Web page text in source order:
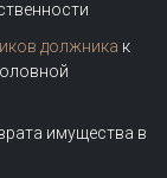
должника к
имущества в